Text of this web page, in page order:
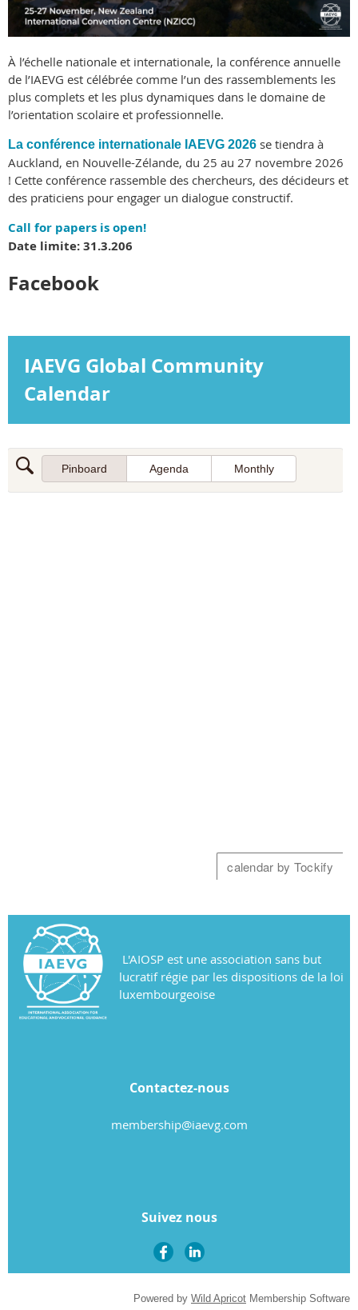
À l’échelle nationale et internationale, la conférence annuelle
de l’IAEVG est célébrée comme l’un des rassemblements les
plus complets et les plus dynamiques dans le domaine de
l’orientation scolaire et professionnelle.
La conférence internationale IAEVG 2026 se tiendra à
Auckland, en Nouvelle-Zélande, du 25 au 27 novembre 2026
! Cette conférence rassemble des chercheurs, des décideurs et
des praticiens pour engager un dialogue constructif.
Call for papers is open!
Date limite:31.3.206
Facebook
IAEVG Global Community
Calendar
L'AIOSP est une association sans but
lucratif régie par les dispositions de la loi
luxembourgeoise
Contactez-nous
membership@iaevg.com
Suivez nous
Powered by Wild Apricot Membership Software